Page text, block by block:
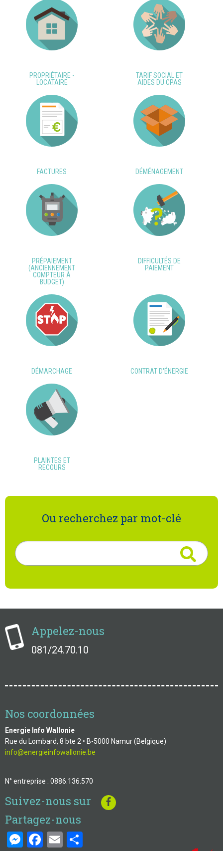
PROPRIÉTAIRE -
LOCATAIRE
TARIF SOCIAL ET
AIDES DU CPAS
FACTURES DÉMÉNAGEMENT
PRÉPAIEMENT
(ANCIENNEMENT
COMPTEUR À
BUDGET)
DIFFICULTÉS DE
PAIEMENT
DÉMARCHAGE CONTRAT D'ÉNERGIE
PLAINTES ET
RECOURS
Ou recherchez par mot-clé
Rechercher
Appelez-nous
081/24.70.10
Nos coordonnées
Energie Info Wallonie
Rue du Lombard, 8 bte 2 • B-5000 Namur (Belgique)
info@energieinfowallonie.be
N° entreprise : 0886.136.570
Suivez-nous sur
Partagez-nous
Messenger
Facebook
Email